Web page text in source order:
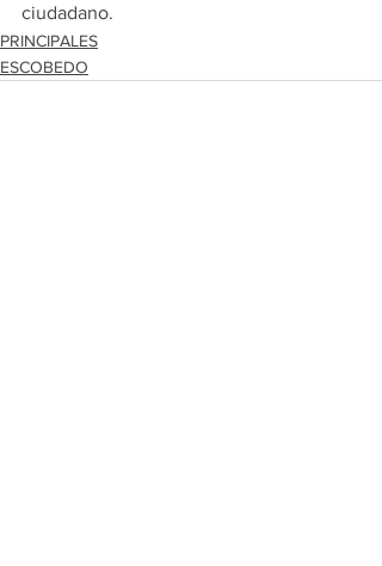
ciudadano.
PRINCIPALES
ESCOBEDO